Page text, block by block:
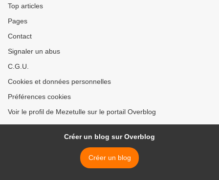
Top articles
Pages
Contact
Signaler un abus
C.G.U.
Cookies et données personnelles
Préférences cookies
Voir le profil de Mezetulle sur le portail Overblog
Créer un blog sur Overblog
Créer un blog